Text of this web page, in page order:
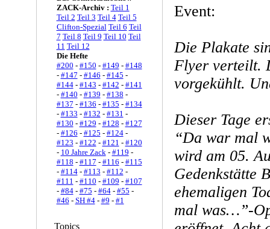
ZACK-Archiv : Teil 1
Teil 2 Teil 3 Teil 4 Teil 5
Clifton-Spezial Teil 6 Teil
7 Teil 8 Teil 9 Teil 10 Teil
11 Teil 12
Die Hefte
#200 - #150 - #149 - #148
- #147 - #146 - #145 -
#144- #143 - #142 - #141
- #140 - #139 - #138 -
#137 - #136 - #135 - #134
- #133 - #132 - #131 -
#130 - #129 - #128 - #127
- #126 - #125 - #124-
#123 - #122 - #121 - #120
- 10 Jahre Zack- #119 -
#118 - #117 - #116 - #115
- #114- #113 - #112 -
#111 - #110 - #109 - #107
- #84- #75 - #64- #55 -
#46 - SH #4- #9 - #1
Topics
Event:
Die Plakate
Flyer verteilt.
vorgekühlt.
Dieser Tage
“Da war mal
wird am 05.
Gedenkstätte
ehemaligen
mal was…”-